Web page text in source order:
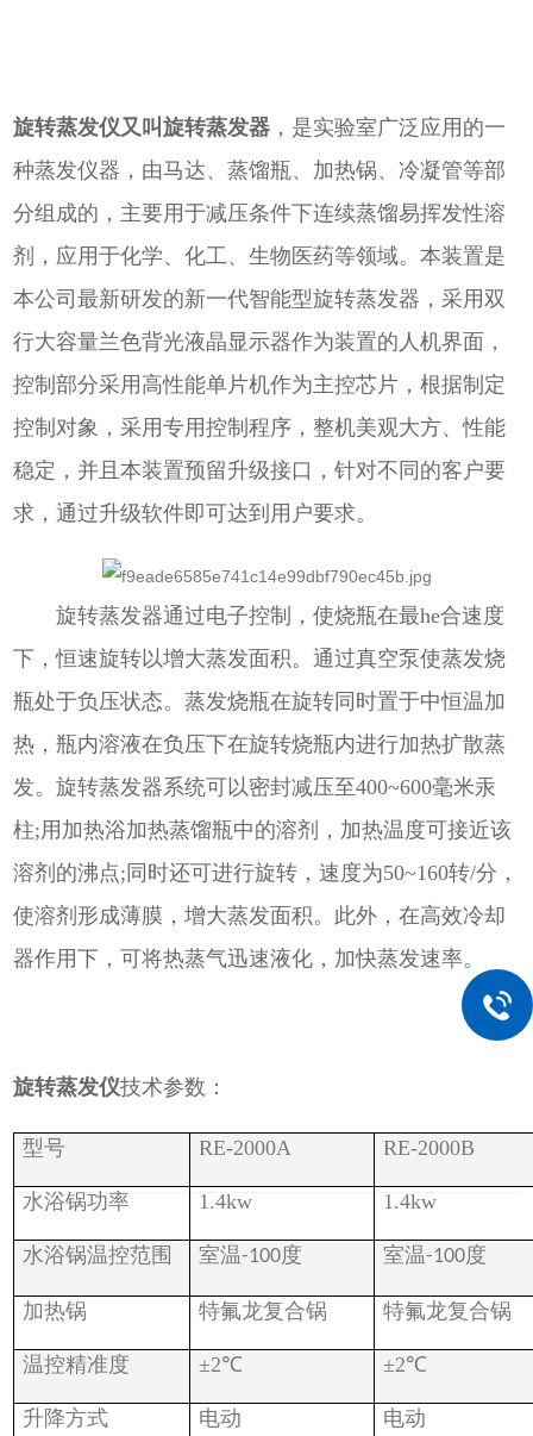
旋转蒸发仪又叫旋转蒸发器 ，是实验室广泛应用的一
种蒸发仪器，由马达、蒸馏瓶、加热锅、冷凝管等部
分组成的，主要用于减压条件下连续蒸馏易挥发性溶
剂，应用于化学、化工、生物医药等领域。本装置是
本公司最新研发的新一代智能型旋转蒸发器，采用双
行大容量兰色背光液晶显示器作为装置的人机界面，
控制部分采用高性能单片机作为主控芯片，根据制定
控制对象，采用专用控制程序，整机美观大方、性能
稳定，并且本装置预留升级接口，针对不同的客户要
求，通过升级软件即可达到用户要求。
旋转蒸发器通过电子控制，使烧瓶在最he合速度
下，恒速旋转以增大蒸发面积。通过真空泵使蒸发烧
瓶处于负压状态。蒸发烧瓶在旋转同时置于中恒温加
热，瓶内溶液在负压下在旋转烧瓶内进行加热扩散蒸
发。旋转蒸发器系统可以密封减压至400~600毫米汞
柱;用加热浴加热蒸馏瓶中的溶剂，加热温度可接近该
溶剂的沸点;同时还可进行旋转，速度为50~160转/分，
使溶剂形成薄膜，增大蒸发面积。此外，在高效冷却
器作用下，可将热蒸气迅速液化，加快蒸发速率。
旋转蒸发仪技术参数：
型号 RE-2000A RE-2000B
水浴锅功率 1.4kw 1.4kw
水浴锅温控范围 室温-100度 室温-100度
加热锅 特氟龙复合锅 特氟龙复合锅
温控精准度 ±2℃ ±2℃
升降方式 电动 电动